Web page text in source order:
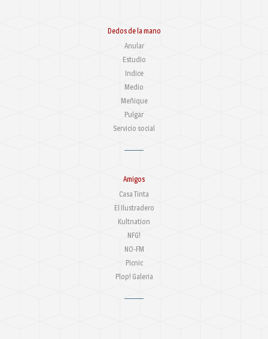
Dedos de la mano
Anular
Estudio
Indice
Medio
Meñique
Pulgar
Servicio social
Amigos
Casa Tinta
El Ilustradero
Kultnation
NFG!
NO-FM
Picnic
Plop! Galeria